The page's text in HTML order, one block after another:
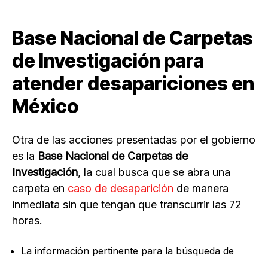
Base Nacional de Carpetas
de Investigación para
atender desapariciones en
México
Otra de las acciones presentadas por el gobierno
es la Base Nacional de Carpetas de
Investigación, la cual busca que se abra una
carpeta en caso de desaparición de manera
inmediata sin que tengan que transcurrir las 72
horas.
La información pertinente para la búsqueda de